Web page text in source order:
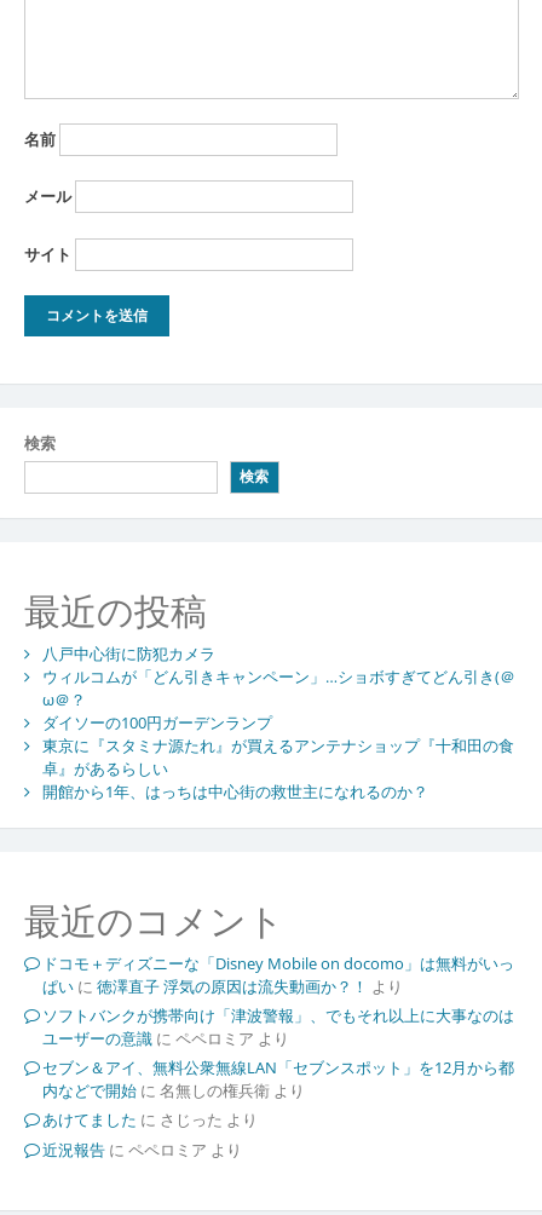
名前
メール
サイト
検索
検索
最近の投稿
八戸中心街に防犯カメラ
ウィルコムが「どん引きキャンペーン」…ショボすぎてどん引き(＠
ω＠？
ダイソーの100円ガーデンランプ
東京に『スタミナ源たれ』が買えるアンテナショップ『十和田の食
卓』があるらしい
開館から1年、はっちは中心街の救世主になれるのか？
最近のコメント
ドコモ＋ディズニーな「Disney Mobile on docomo」は無料がいっ
ぱいに 徳澤直子 浮気の原因は流失動画か？！ より
ソフトバンクが携帯向け「津波警報」、でもそれ以上に大事なのは
ユーザーの意識に ペペロミア より
セブン＆アイ、無料公衆無線LAN「セブンスポット」を12月から都
内などで開始に 名無しの権兵衛より
あけてました に さじった より
近況報告に ペペロミア より